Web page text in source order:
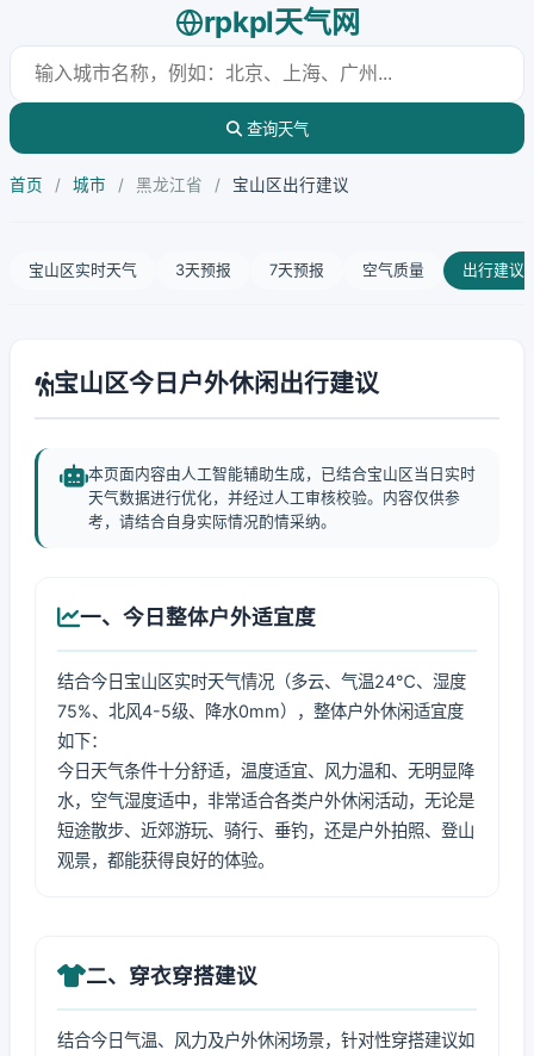
rpkpl天气网
查询天气
首页 / 城市 / 黑龙江省 / 宝山区出行建议
宝山区实时天气 3天预报 7天预报 空气质量 出行建议
宝山区今日户外休闲出行建议
本页面内容由人工智能辅助生成，已结合宝山区当日实时
天气数据进行优化，并经过人工审核校验。内容仅供参
考，请结合自身实际情况酌情采纳。
一、今日整体户外适宜度
结合今日宝山区实时天气情况（多云、气温24℃、湿度
75%、北风4-5级、降水0mm），整体户外休闲适宜度
如下：
今日天气条件十分舒适，温度适宜、风力温和、无明显降
水，空气湿度适中，非常适合各类户外休闲活动，无论是
短途散步、近郊游玩、骑行、垂钓，还是户外拍照、登山
观景，都能获得良好的体验。
二、穿衣穿搭建议
结合今日气温、风力及户外休闲场景，针对性穿搭建议如